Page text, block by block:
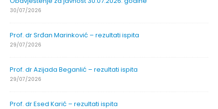
30/07/2026
Prof. dr Srđan Marinković – rezultati ispita
29/07/2026
Prof. dr Azijada Beganlić – rezultati ispita
29/07/2026
Prof. dr Esed Karić – rezultati ispita